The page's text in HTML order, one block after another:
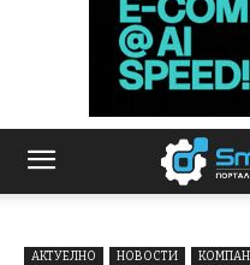
АКТУЕЛНО НОВОСТИ